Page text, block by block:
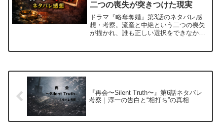
二つの喪失が突きつけた現実
ドラマ『略奪奪婚』第3話のネタバレ感
想・考察。流産と中絶という二つの喪失
が描かれ、誰も正しい選択をできなかっ
『再会〜Silent Truth〜』第6話ネタバレ
考察｜淳一の告白と“相打ち”の真相